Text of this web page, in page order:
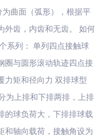
曲面（弧形），根据平
外齿，内齿和无齿。 如何
系列： 单列四点接触球
圈与圆形滚动轨迹四点接
力矩和径向力 双排球型
为上排和下排两排，上排
的球负荷大，下排排球载
和轴向载荷，接触角设为